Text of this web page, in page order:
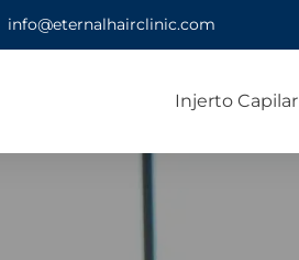
info@eternalhairclinic.com
Injerto Capilar